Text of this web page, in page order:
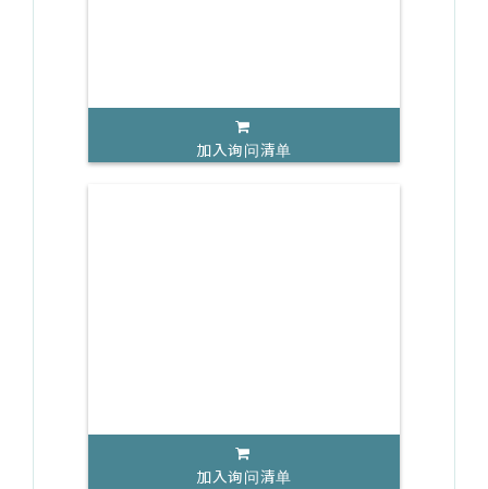
加入询问清单
加入询问清单